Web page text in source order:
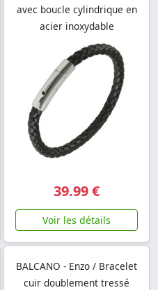
avec boucle cylindrique en
acier inoxydable
39.99 €
Voir les détails
BALCANO - Enzo / Bracelet
cuir doublement tressé